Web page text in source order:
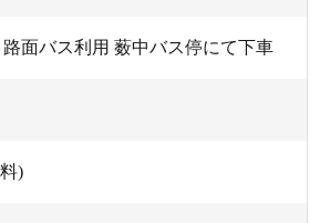
面バス利用 薮中バス停にて下車
)